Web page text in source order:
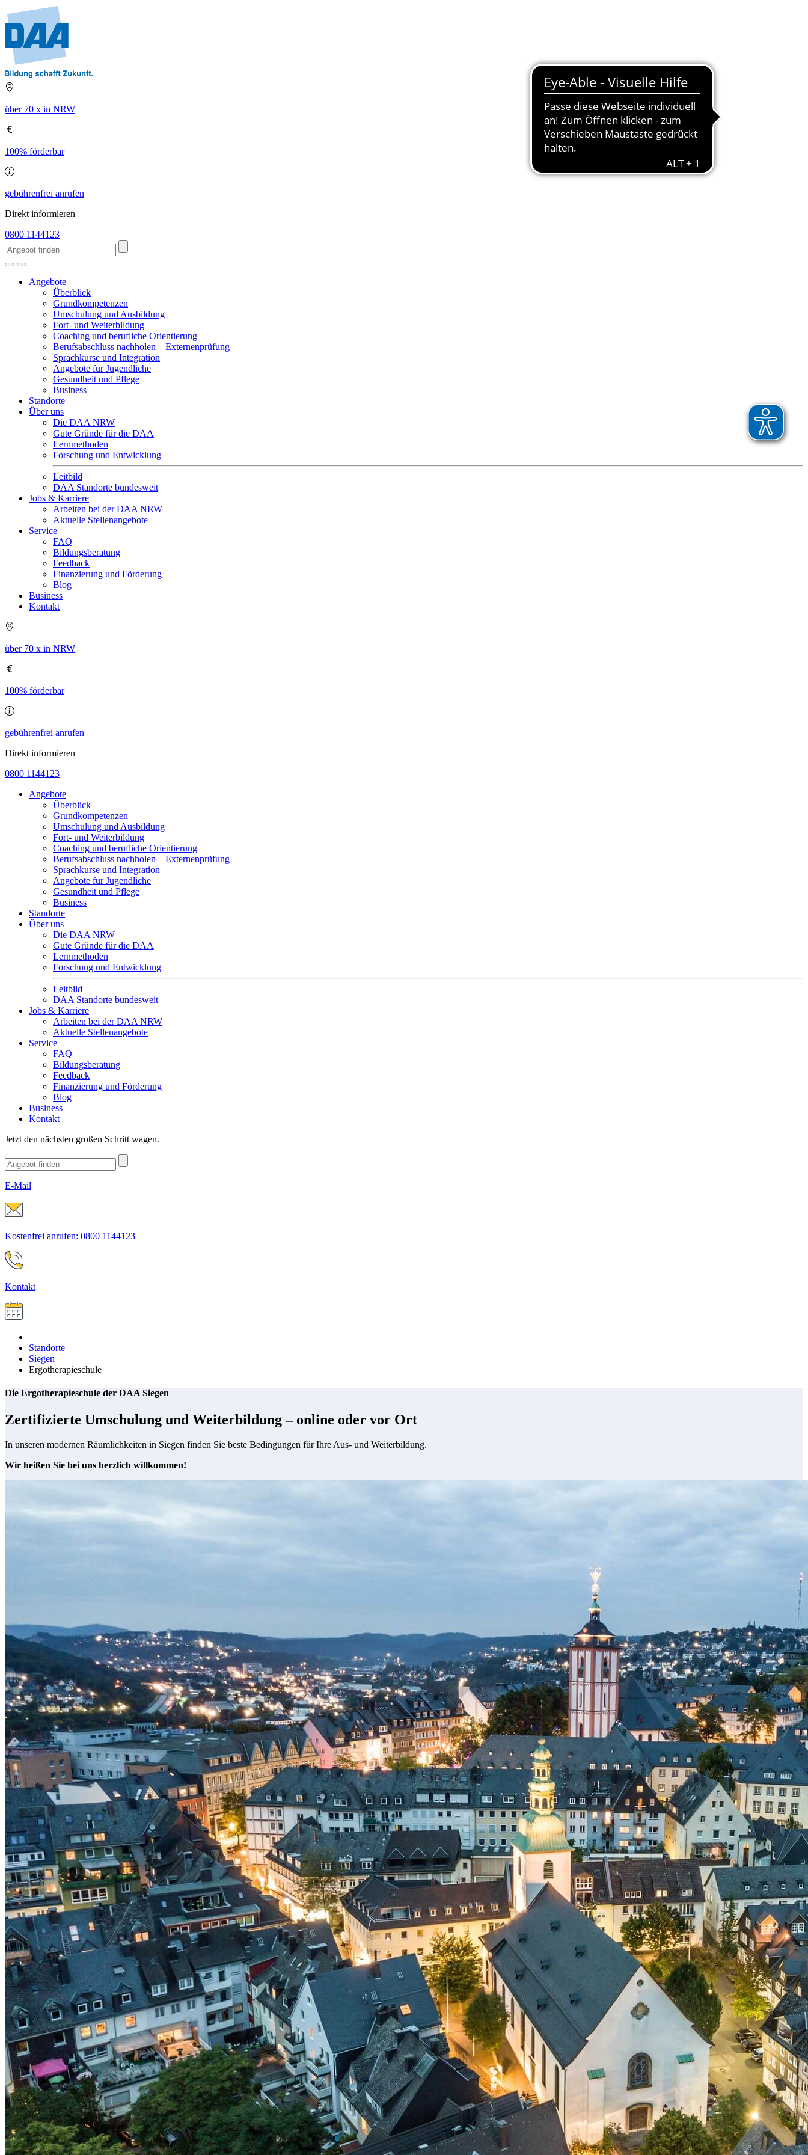
über 70 x in NRW
100% förderbar
gebührenfrei anrufen
Direkt informieren
0800 1144123
Angebote
Überblick
Grundkompetenzen
Umschulung und Ausbildung
Fort- und Weiterbildung
Coaching und berufliche Orientierung
Berufsabschluss nachholen – Externenprüfung
Sprachkurse und Integration
Angebote für Jugendliche
Gesundheit und Pflege
Business
Standorte
Über uns
Die DAA NRW
Gute Gründe für die DAA
Lernmethoden
Forschung und Entwicklung
Leitbild
DAA Standorte bundesweit
Jobs & Karriere
Arbeiten bei der DAA NRW
Aktuelle Stellenangebote
Service
FAQ
Bildungsberatung
Feedback
Finanzierung und Förderung
Blog
Business
Kontakt
über 70 x in NRW
100% förderbar
gebührenfrei anrufen
Direkt informieren
0800 1144123
Angebote
Überblick
Grundkompetenzen
Umschulung und Ausbildung
Fort- und Weiterbildung
Coaching und berufliche Orientierung
Berufsabschluss nachholen – Externenprüfung
Sprachkurse und Integration
Angebote für Jugendliche
Gesundheit und Pflege
Business
Standorte
Über uns
Die DAA NRW
Gute Gründe für die DAA
Lernmethoden
Forschung und Entwicklung
Leitbild
DAA Standorte bundesweit
Jobs & Karriere
Arbeiten bei der DAA NRW
Aktuelle Stellenangebote
Service
FAQ
Bildungsberatung
Feedback
Finanzierung und Förderung
Blog
Business
Kontakt
Jetzt den nächsten großen Schritt wagen.
E-Mail
Kostenfrei anrufen: 0800 1144123
Kontakt
Standorte
Siegen
Ergotherapieschule
Die Ergotherapieschule der DAA Siegen
Zertifizierte Umschulung und Weiterbildung – online oder vor Ort
In unseren modernen Räumlichkeiten in Siegen finden Sie beste Bedingungen für Ihre Aus- und Weiterbildung.
Wir heißen Sie bei uns herzlich willkommen!